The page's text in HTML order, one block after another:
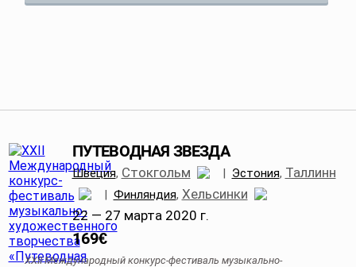
ПУТЕВОДНАЯ ЗВЕЗДА
Швеция, Стокгольм | Эстония, Таллинн
| Финляндия, Хельсинки
22 — 27 марта 2020 г.
169€
XXII Международный конкурс-фестиваль музыкально-